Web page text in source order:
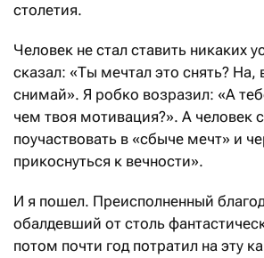
столетия.
Человек не стал ставить никаких
сказал: «Ты мечтал это снять?
снимай». Я робко возразил: «А
чем твоя мотивация?». А человек
поучаствовать в «сбыче мечт» и
прикоснуться к вечности».
И я пошел. Преисполненный
обалдевший от столь
потом почти год потратил на эту